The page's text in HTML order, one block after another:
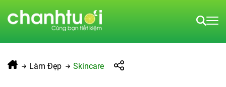
Làm Đẹp Skincare